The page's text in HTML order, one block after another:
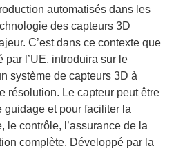
automatisés dans les
des capteurs 3D
C’est dans ce contexte que
par l’UE, introduira sur le
système de capteurs 3D à
résolution. Le capteur peut être
guidage et pour faciliter la
le contrôle, l’assurance de la
complète. Développé par la